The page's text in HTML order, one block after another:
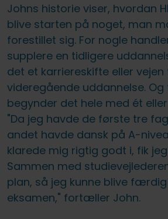
Johns historie viser, hvordan
blive starten på noget, man
forestillet sig. For nogle
supplere en tidligere
det et karriereskifte eller vejen
videregående uddannelse.
begynder det hele med ét
"Da jeg havde de første tre
andet havde dansk på A-
klarede mig rigtig godt i, fik
Sammen med
plan, så jeg kunne blive færdig
eksamen," fortæller John.